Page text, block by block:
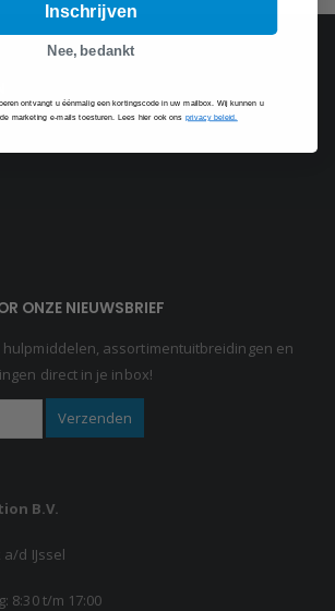
ONZE NIEUWSBRIEF
assortimentuitbreidingen en
direct in je inbox!
B.V.
a/d IJssel
8:30 t/m 17:00
Inschrijven
Nee, bedankt
ontvangt u éénmalig een kortingscode in uw mailbox. Wij kunnen u
marketing e-mails toesturen. Lees hier ook ons privacy beleid.